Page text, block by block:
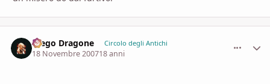
Diego Dragone Circolo degli Antichi
18 Novembre 200718 anni